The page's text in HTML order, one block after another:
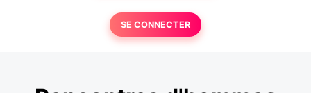
SE CONNECTER